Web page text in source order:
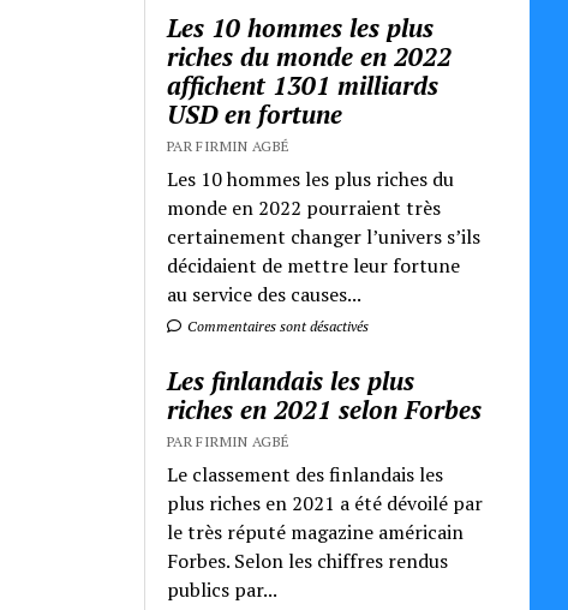
Les 10 hommes les plus
riches du monde en 2022
affichent 1301 milliards
USD en fortune
PAR FIRMIN AGBÉ
Les 10 hommes les plus riches du
monde en 2022 pourraient très
certainement changer l’univers s’ils
décidaient de mettre leur fortune
au service des causes...
Commentaires sont désactivés
Les finlandais les plus
riches en 2021 selon Forbes
PAR FIRMIN AGBÉ
Le classement des finlandais les
plus riches en 2021 a été dévoilé par
le très réputé magazine américain
Forbes. Selon les chiffres rendus
publics par...